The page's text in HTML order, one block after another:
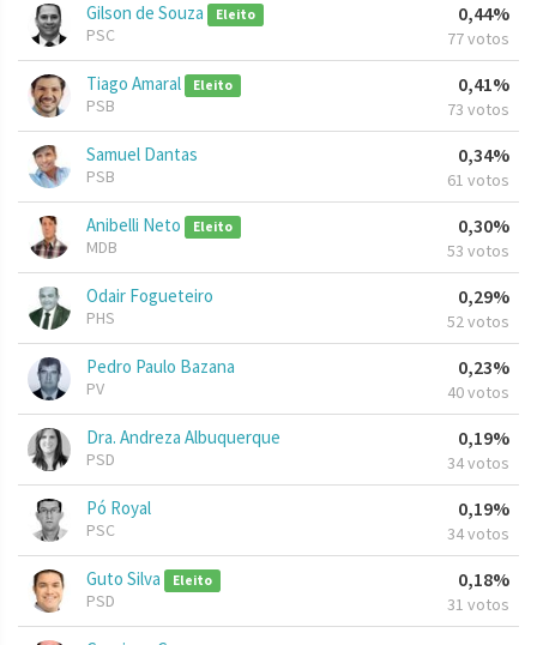
Gilson de Souza Eleito
PSC
0,44%
77 votos
Tiago Amaral Eleito
PSB
0,41%
73 votos
Samuel Dantas
PSB
0,34%
61 votos
Anibelli Neto Eleito
MDB
0,30%
53 votos
Odair Fogueteiro
PHS
0,29%
52 votos
Pedro Paulo Bazana
PV
0,23%
40 votos
Dra. Andreza Albuquerque
PSD
0,19%
34 votos
Pó Royal
PSC
0,19%
34 votos
Guto Silva Eleito
PSD
0,18%
31 votos